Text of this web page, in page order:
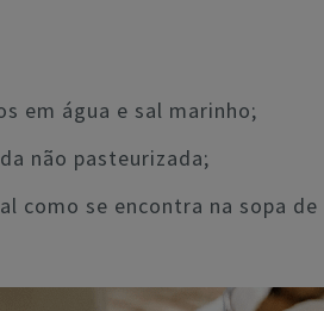
em água e sal marinho;
não pasteurizada;
como se encontra na sopa